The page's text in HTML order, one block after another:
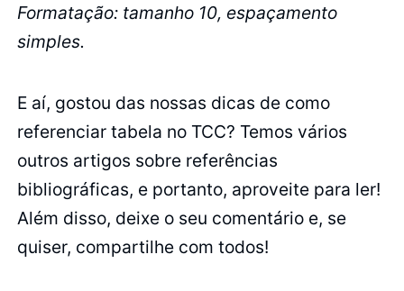
Formatação: tamanho 10, espaçamento
simples.
E aí, gostou das nossas dicas de como
referenciar tabela no TCC? Temos vários
outros artigos sobre referências
bibliográficas, e portanto, aproveite para ler!
Além disso, deixe o seu comentário e, se
quiser, compartilhe com todos!